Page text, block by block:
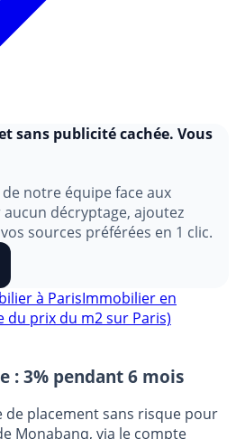
notre équipe face aux
décryptage, ajoutez
sources préférées en 1 clic.
à Paris
: 3% pendant 6 mois